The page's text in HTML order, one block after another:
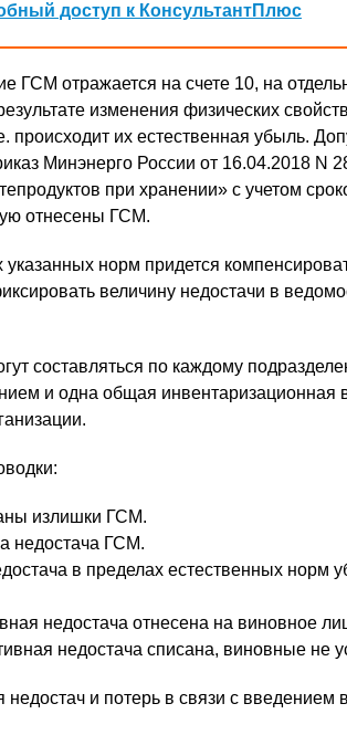
доступ к КонсультантПлюс
ГСМ отражается на счете 10, на
изменения физических
происходит их естественная убыль.
Минэнерго России от 16.04.2018 N
при хранении» с учетом
отнесены ГСМ.
указанных норм придется
величину недостачи в
составляться по каждому
и одна общая инвентаризационная
излишки ГСМ.
недостача ГСМ.
в пределах естественных норм
недостача отнесена на виновное
недостача списана, виновные не
недостач и потерь в связи с